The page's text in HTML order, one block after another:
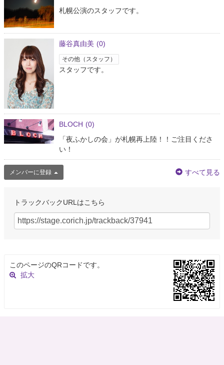
札幌公演のスタッフです。
藤谷真由美 (0)
その他（スタッフ）
スタッフです。
BLOCH (0)
「夜ふかしの会」が札幌再上陸！！ご注目くださ
い！
メンバーに登録 すべて見る
トラックバックURLはこちら
このページのQRコードです。
拡大